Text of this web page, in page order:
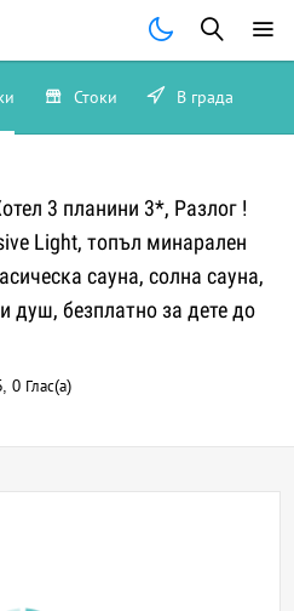
Стоки В града
3 планини 3*, Разлог !
Light, топъл минарален
сауна, солна сауна,
душ, безплатно за дете до
,0 Глас(а)